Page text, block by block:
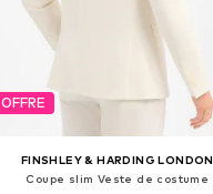
OFFRE
FINSHLEY & HARDING LONDON
Coupe slim Veste de costume